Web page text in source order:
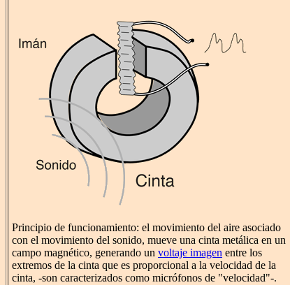
Principio de funcionamiento: el movimiento del aire asociado
con el movimiento del sonido, mueve una cinta metálica en un
campo magnético, generando un voltaje imagen entre los
extremos de la cinta que es proporcional a la velocidad de la
cinta, -son caracterizados como micrófonos de "velocidad"-.